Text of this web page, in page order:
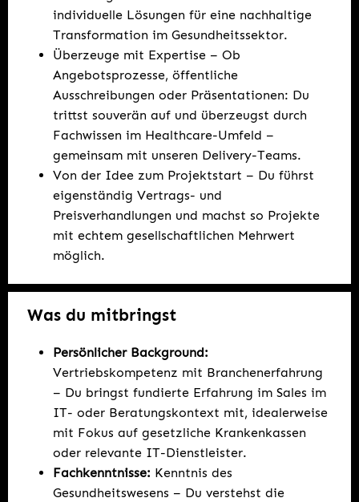
individuelle Lösungen für eine nachhaltige
Transformation im Gesundheitssektor.
Überzeuge mit Expertise – Ob
Angebotsprozesse, öffentliche
Ausschreibungen oder Präsentationen: Du
trittst souverän auf und überzeugst durch
Fachwissen im Healthcare-Umfeld –
gemeinsam mit unseren Delivery-Teams.
Von der Idee zum Projektstart – Du führst
eigenständig Vertrags- und
Preisverhandlungen und machst so Projekte
mit echtem gesellschaftlichen Mehrwert
möglich.
Was du mitbringst
Persönlicher Background:
Vertriebskompetenz mit Branchenerfahrung
– Du bringst fundierte Erfahrung im Sales im
IT- oder Beratungskontext mit, idealerweise
mit Fokus auf gesetzliche Krankenkassen
oder relevante IT-Dienstleister.
Fachkenntnisse: Kenntnis des
Gesundheitswesens – Du verstehst die